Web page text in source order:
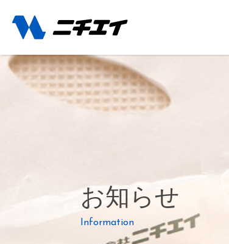
お知らせ
Information